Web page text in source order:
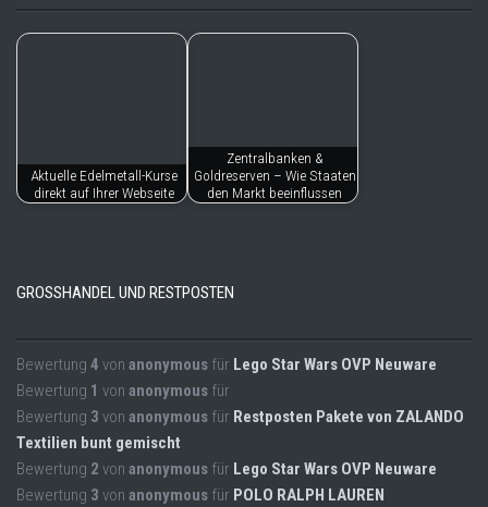
Aktuelle Edelmetall-Kurse
direkt auf Ihrer Webseite
Zentralbanken &
Goldreserven – Wie Staaten
den Markt beeinflussen
GROSSHANDEL UND RESTPOSTEN
Bewertung 4 von anonymous für Lego Star Wars OVP Neuware
Bewertung 1 von anonymous für
Bewertung 3 von anonymous für Restposten Pakete von ZALANDO
Textilien bunt gemischt
Bewertung 2 von anonymous für Lego Star Wars OVP Neuware
Bewertung 3 von anonymous für POLO RALPH LAUREN